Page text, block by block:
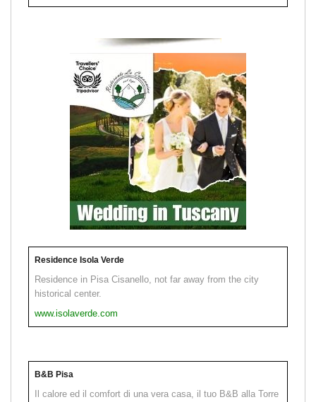
Residence Isola Verde
Residence in Pisa Cisanello, not far away from the city
historical center.
www.isolaverde.com
B&B Pisa
Il calore ed il comfort di una vera casa, il tuo B&B alla Torre